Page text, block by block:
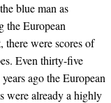
blue man as
the European
there were scores of
Even thirty-five
ago the European
were already a highly